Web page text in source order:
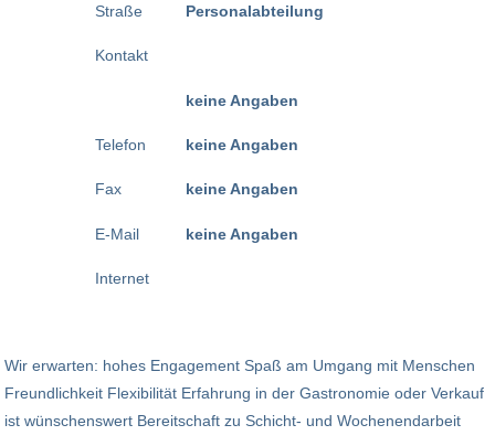
Straße
Kontakt
Telefon
Fax
E-Mail
Internet
Personalabteilung
keine Angaben
keine Angaben
keine Angaben
keine Angaben
Wir erwarten: hohes Engagement Spaß am Umgang mit Menschen
Freundlichkeit Flexibilität Erfahrung in der Gastronomie oder Verkauf
ist wünschenswert Bereitschaft zu Schicht- und Wochenendarbeit